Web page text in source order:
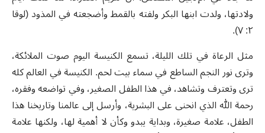
ولادتها، ولدت ابنها البكر ولفته بالقمط وأضجعته في المذود (لوقا
٢: ٧).
مثل الرعاة في تلك الليلة، تسمع الكنيسة اليوم صوت الملائكة،
وترى نور النجم الساطع في سماء بيت لحم. الكنيسة في العالم كله
ترى وتعترف وتشاهد، في هذا الطفل الصغير، وفي تواضعه وفقره،
رحمة الله الذي انحنى على البشرية، وأرسل إلى عالمنا وتاريخنا هذا
الطفل، علامة صغيرة، وبداية يبدو وكأن لا أهمية لها، ولكنها علامة